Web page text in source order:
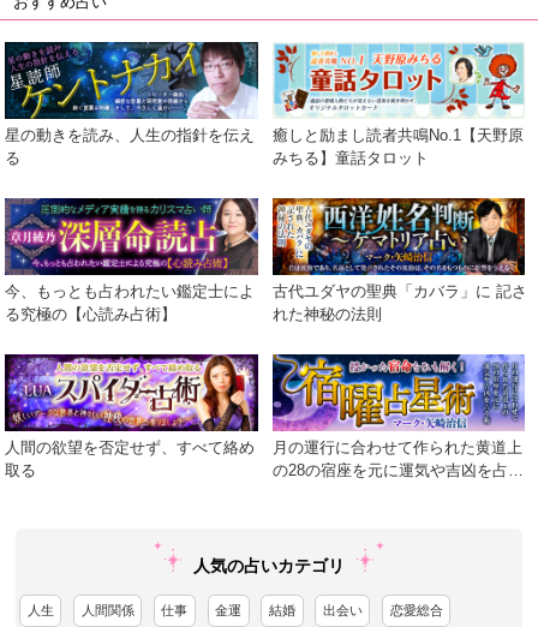
星の動きを読み、人生の指針を伝え
る
癒しと励まし読者共鳴No.1【天野原
みちる】童話タロット
今、もっとも占われたい鑑定士によ
る究極の【心読み占術】
古代ユダヤの聖典「カバラ」に 記さ
れた神秘の法則
人間の欲望を否定せず、すべて絡め
取る
月の運行に合わせて作られた黄道上
の28の宿座を元に運気や吉凶を占う
人気の占いカテゴリ
人生 人間関係 仕事 金運 結婚 出会い 恋愛総合